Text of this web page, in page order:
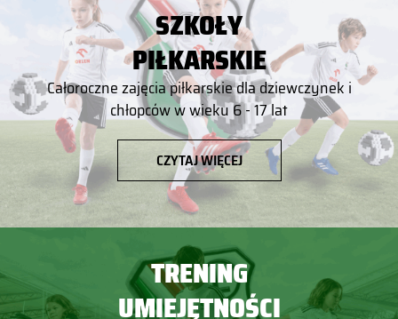
SZKOŁY
PIŁKARSKIE
Całoroczne zajęcia piłkarskie dla dziewczynek i
chłopców w wieku 6 - 17 lat
CZYTAJ WIĘCEJ
TRENING
UMIEJĘTNOŚCI